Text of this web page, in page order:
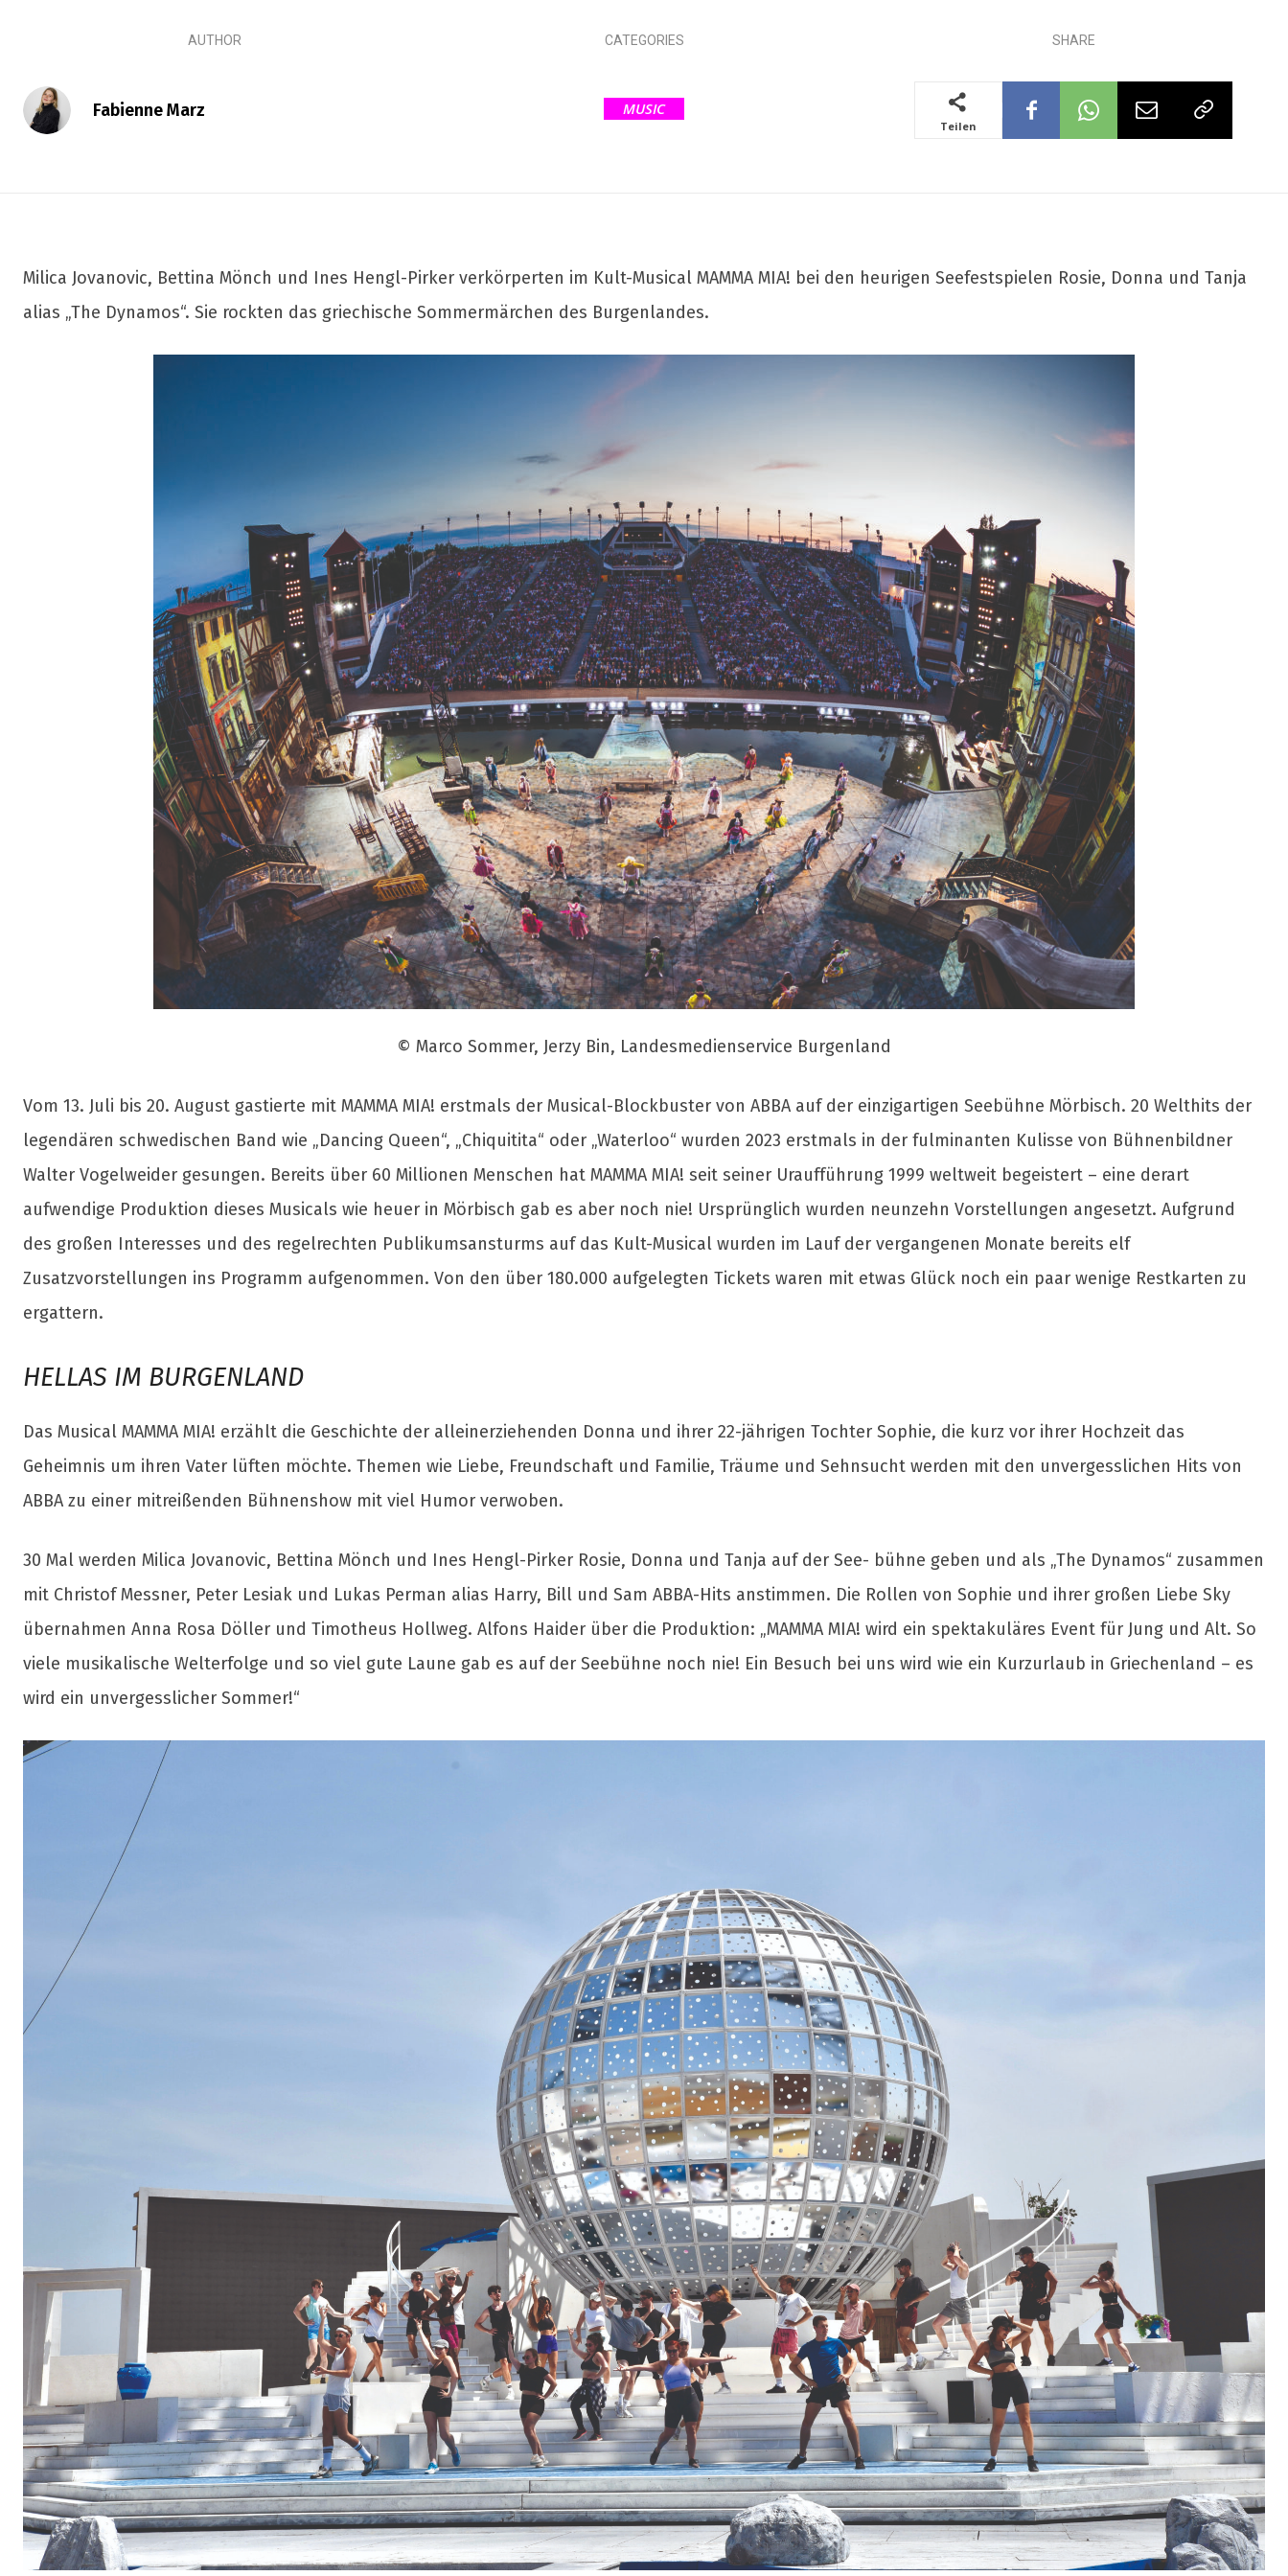
AUTHOR
Fabienne Marz
CATEGORIES
MUSIC
SHARE
Teilen
Milica Jovanovic, Bettina Mönch und Ines Hengl-Pirker verkörperten im Kult-Musical MAMMA MIA! bei den heurigen Seefestspielen Rosie, Donna und Tanja
alias „The Dynamos“. Sie rockten das griechische Sommermärchen des Burgenlandes.
© Marco Sommer, Jerzy Bin, Landesmedienservice Burgenland
Vom 13. Juli bis 20. August gastierte mit MAMMA MIA! erstmals der Musical-Blockbuster von ABBA auf der einzigartigen Seebühne Mörbisch. 20 Welthits der
legendären schwedischen Band wie „Dancing Queen“, „Chiquitita“ oder „Waterloo“ wurden 2023 erstmals in der fulminanten Kulisse von Bühnenbildner
Walter Vogelweider gesungen. Bereits über 60 Millionen Menschen hat MAMMA MIA! seit seiner Uraufführung 1999 weltweit begeistert – eine derart
aufwendige Produktion dieses Musicals wie heuer in Mörbisch gab es aber noch nie! Ursprünglich wurden neunzehn Vorstellungen angesetzt. Aufgrund
des großen Interesses und des regelrechten Publikumsansturms auf das Kult-Musical wurden im Lauf der vergangenen Monate bereits elf
Zusatzvorstellungen ins Programm aufgenommen. Von den über 180.000 aufgelegten Tickets waren mit etwas Glück noch ein paar wenige Restkarten zu
ergattern.
HELLAS IM BURGENLAND
Das Musical MAMMA MIA! erzählt die Geschichte der alleinerziehenden Donna und ihrer 22-jährigen Tochter Sophie, die kurz vor ihrer Hochzeit das
Geheimnis um ihren Vater lüften möchte. Themen wie Liebe, Freundschaft und Familie, Träume und Sehnsucht werden mit den unvergesslichen Hits von
ABBA zu einer mitreißenden Bühnenshow mit viel Humor verwoben.
30 Mal werden Milica Jovanovic, Bettina Mönch und Ines Hengl-Pirker Rosie, Donna und Tanja auf der See- bühne geben und als „The Dynamos“ zusammen
mit Christof Messner, Peter Lesiak und Lukas Perman alias Harry, Bill und Sam ABBA-Hits anstimmen. Die Rollen von Sophie und ihrer großen Liebe Sky
übernahmen Anna Rosa Döller und Timotheus Hollweg. Alfons Haider über die Produktion: „MAMMA MIA! wird ein spektakuläres Event für Jung und Alt. So
viele musikalische Welterfolge und so viel gute Laune gab es auf der Seebühne noch nie! Ein Besuch bei uns wird wie ein Kurzurlaub in Griechenland – es
wird ein unvergesslicher Sommer!“